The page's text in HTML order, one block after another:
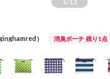
） 消臭ポーチ 残り1点